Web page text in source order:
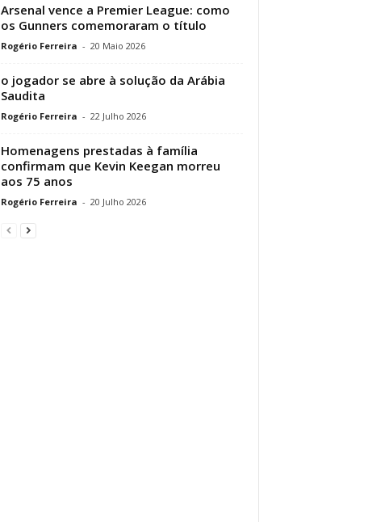
Arsenal vence a Premier League: como
os Gunners comemoraram o título
Rogério Ferreira - 20 Maio 2026
o jogador se abre à solução da Arábia
Saudita
Rogério Ferreira - 22 Julho 2026
Homenagens prestadas à família
confirmam que Kevin Keegan morreu
aos 75 anos
Rogério Ferreira - 20 Julho 2026